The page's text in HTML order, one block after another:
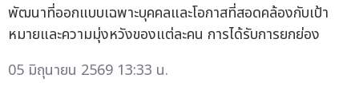
พัฒนาที่ออกแบบเฉพาะบุคคลและโอกาสที่สอดคล้องกับเป้า
หมายและความมุ่งหวังของแต่ละคน การได้รับการยกย่อง
05 มิถุนายน 2569 13:33 น.